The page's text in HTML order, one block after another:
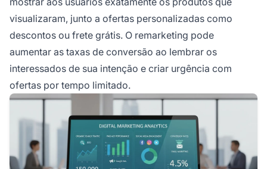
visualizaram, junto a ofertas personalizadas como
descontos ou frete grátis. O remarketing pode
aumentar as taxas de conversão ao lembrar os
interessados de sua intenção e criar urgência com
ofertas por tempo limitado.